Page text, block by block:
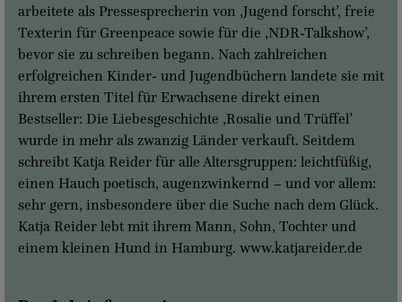
arbeitete als Pressesprecherin von ‚Jugend forscht’, freie
Texterin für Greenpeace sowie für die ‚NDR-Talkshow’,
bevor sie zu schreiben begann. Nach zahlreichen
erfolgreichen Kinder- und Jugendbüchern landete sie mit
ihrem ersten Titel für Erwachsene direkt einen
Bestseller: Die Liebesgeschichte ‚Rosalie und Trüffel’
wurde in mehr als zwanzig Länder verkauft. Seitdem
schreibt Katja Reider für alle Altersgruppen: leichtfüßig,
einen Hauch poetisch, augenzwinkernd – und vor allem:
sehr gern, insbesondere über die Suche nach dem Glück.
Katja Reider lebt mit ihrem Mann, Sohn, Tochter und
einem kleinen Hund in Hamburg. www.katjareider.de